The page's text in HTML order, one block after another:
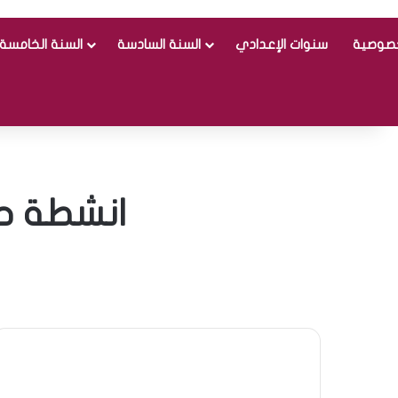
السنة الخامسة السنة السادسة سنوات الإعدادي
انشطة